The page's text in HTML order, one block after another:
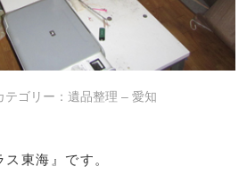
テゴリー：遺品整理 – 愛知
東海』です。